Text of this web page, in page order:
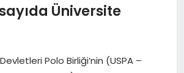
Üniversite
Polo Birliği’nin (USPA –